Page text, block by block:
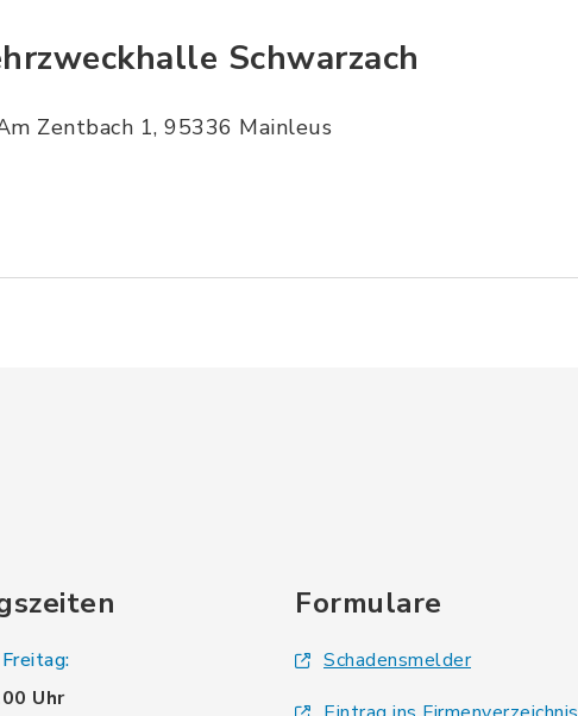
Schwarzach
Zentbach 1, 95336 Mainleus
Uhr
Formulare
Schadensmelder